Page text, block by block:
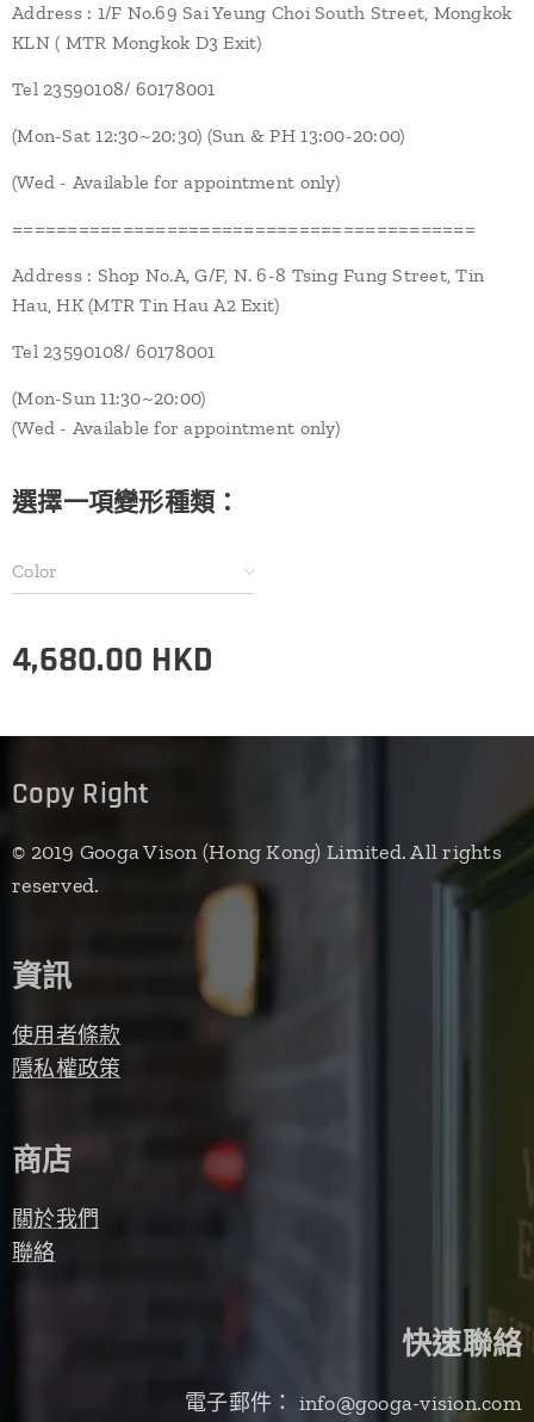
Address : 1/F No.69 Sai Yeung Choi South Street, Mongkok
KLN ( MTR Mongkok D3 Exit)
Tel 23590108/ 60178001
(Mon-Sat 12:30~20:30) (Sun & PH 13:00-20:00)
(Wed - Available for appointment only)
==========================================
Address : Shop No.A, G/F, N. 6-8 Tsing Fung Street, Tin
Hau, HK (MTR Tin Hau A2 Exit)
Tel 23590108/ 60178001
(Mon-Sun 11:30~20:00)
(Wed - Available for appointment only)
選擇一項變形種類：
Color
4,680.00 HKD
Copy Right
© 2019 Googa Vison (Hong Kong) Limited. All rights
reserved.
資訊
使用者條款
隱私權政策
商店
關於我們
聯絡
快速聯絡
電子郵件： info@googa-vision.com